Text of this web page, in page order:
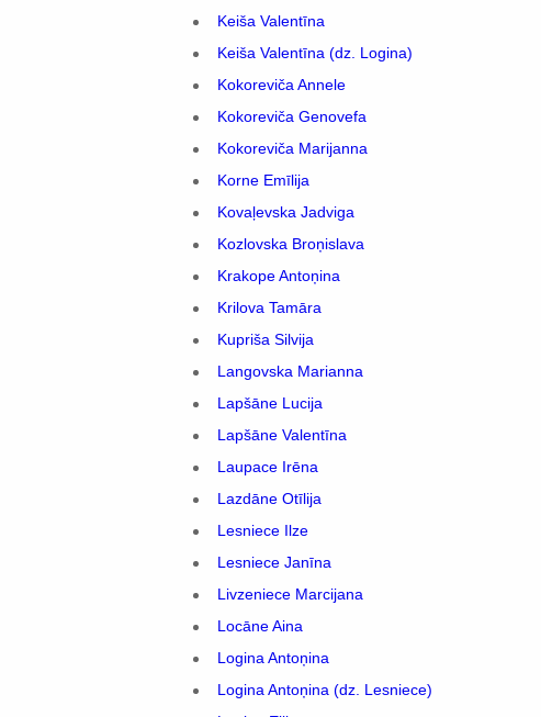
Keiša Valentīna
Keiša Valentīna (dz. Logina)
Kokoreviča Annele
Kokoreviča Genovefa
Kokoreviča Marijanna
Korne Emīlija
Kovaļevska Jadviga
Kozlovska Broņislava
Krakope Antoņina
Krilova Tamāra
Kupriša Silvija
Langovska Marianna
Lapšāne Lucija
Lapšāne Valentīna
Laupace Irēna
Lazdāne Otīlija
Lesniece Ilze
Lesniece Janīna
Livzeniece Marcijana
Locāne Aina
Logina Antoņina
Logina Antoņina (dz. Lesniece)